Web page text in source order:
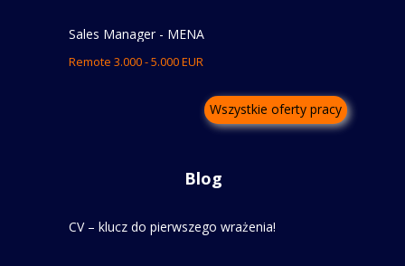
CV – klucz do pierwszego wrażenia!
Wszystkie oferty pracy
Blog
Sales Manager - MENA
Remote 3.000 - 5.000 EUR